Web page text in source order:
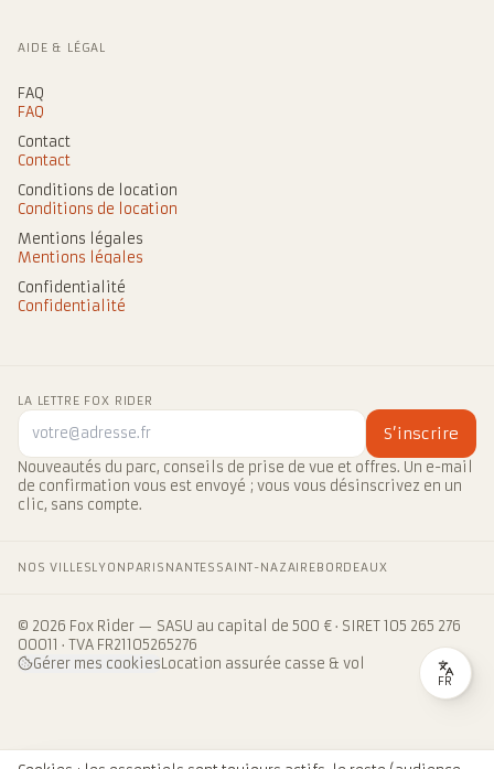
AIDE & LÉGAL
FAQ
FAQ
Contact
Contact
Conditions de location
Conditions de location
Mentions légales
Mentions légales
Confidentialité
Confidentialité
LA LETTRE FOX RIDER
S’inscrire
Nouveautés du parc, conseils de prise de vue et offres. Un e-mail
de confirmation vous est envoyé ; vous vous désinscrivez en un
clic, sans compte.
NOS VILLESLYON PARIS NANTES SAINT-NAZAIREBORDEAUX
© 2026 Fox Rider — SASU au capital de 500 € · SIRET 105 265 276
00011 · TVA FR21105265276
Gérer mes cookiesLocation assurée casse & vol
FR